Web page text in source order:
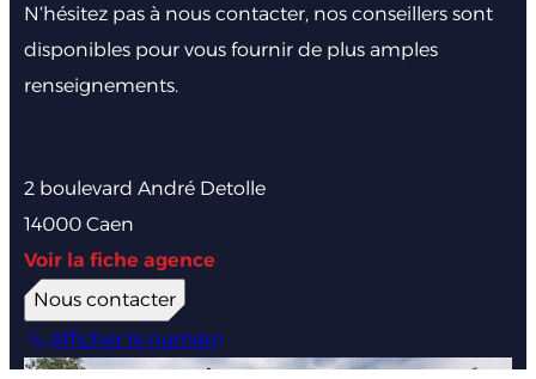
N’hésitez pas à nous contacter, nos conseillers sont
disponibles pour vous fournir de plus amples
renseignements.
2 boulevard André Detolle
14000 Caen
Voir la fiche agence
Nous contacter
Afficher le numéro